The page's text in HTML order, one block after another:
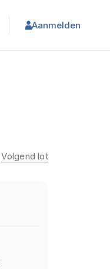
Aanmelden
Volgend lot